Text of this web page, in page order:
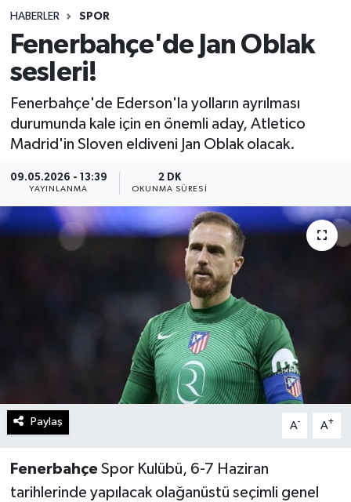
HABERLER SPOR
Fenerbahçe'de Jan Oblak
sesleri!
Fenerbahçe'de Ederson'la yolların ayrılması
durumunda kale için en önemli aday, Atletico
Madrid'in Sloven eldiveni Jan Oblak olacak.
09.05.2026 - 13:39
YAYINLANMA
2 DK
OKUNMA SÜRESI
Paylaş A- A+
FenerbahçeSpor Kulübü, 6-7 Haziran
tarihlerinde yapılacak olağanüstü seçimli genel
Spor
Teknoloji
Yaşam